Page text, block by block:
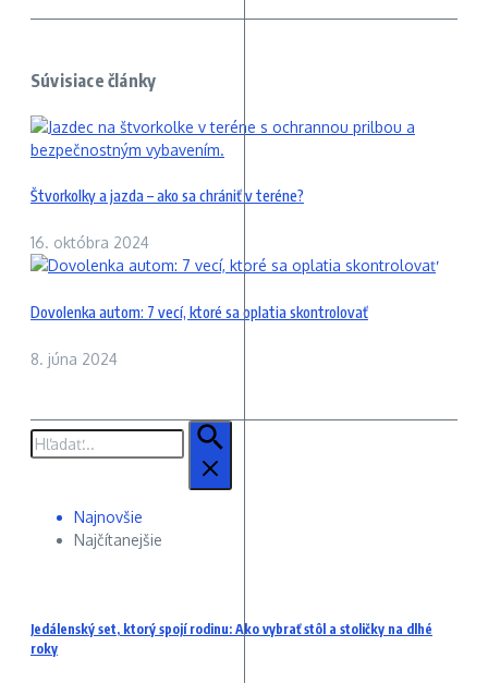
Súvisiace články
Štvorkolky a jazda – ako sa chrániť v teréne?
16. októbra 2024
Dovolenka autom: 7 vecí, ktoré sa oplatia skontrolovať
8. júna 2024
Hľadať:
Najnovšie
Najčítanejšie
Jedálenský set, ktorý spojí rodinu: Ako vybrať stôl a stoličky na dlhé
roky